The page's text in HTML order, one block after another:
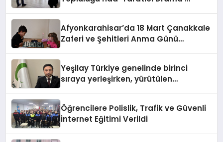
Afyonkarahisar’da 18 Mart Çanakkale
Zaferi ve Şehitleri Anma Günü
Yeşilay Türkiye genelinde birinci
sıraya yerleşirken, yürütülen
Öğrencilere Polislik, Trafik ve Güvenli
İnternet Eğitimi Verildi